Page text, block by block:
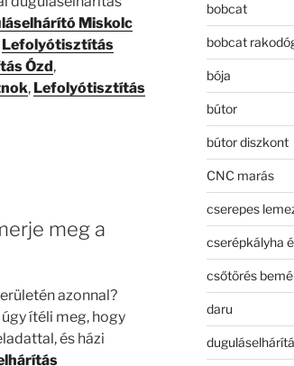
Miskolc
Lefolyótisztítás
Ózd,
, Lefolyótisztítás
meg a
azonnal?
ítéli meg, hogy
és házi
bobcat
bobcat
bója
bútor
bútor diszkont
CNC marás
cserepes
cserépkályha
csőtörés
daru